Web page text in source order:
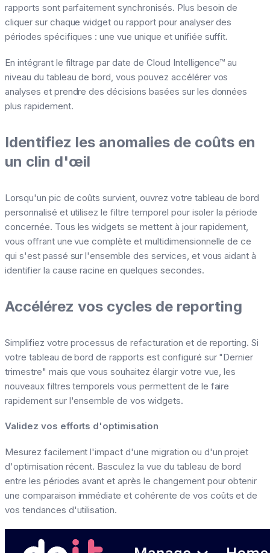
rapports sont parfaitement synchronisés. Plus besoin de
cliquer sur chaque widget ou rapport pour analyser des
périodes spécifiques : une vue unique et unifiée suffit.
En intégrant le filtrage par date de Cloud Intelligence™ au
niveau du tableau de bord, vous pouvez accélérer vos
analyses et prendre des décisions basées sur les données
plus rapidement.
Identifiez les anomalies de coûts en
un clin d'œil
Lorsqu'un pic de coûts survient, ouvrez votre tableau de bord
personnalisé et utilisez le filtre temporel pour isoler la période
concernée. Tous les widgets se mettent à jour rapidement,
vous offrant une vue complète et multidimensionnelle de ce
qui s'est passé sur l'ensemble des services, et vous aidant à
identifier la cause racine en quelques secondes.
Accélérez vos cycles de reporting
Simplifiez votre processus de refacturation et de reporting. Si
votre tableau de bord de rapports est configuré sur "Dernier
trimestre" mais que vous souhaitez élargir votre vue, les
nouveaux filtres temporels vous permettent de le faire
rapidement sur l'ensemble de vos widgets.
Validez vos efforts d'optimisation
Mesurez facilement l'impact d'une migration ou d'un projet
d'optimisation récent. Basculez la vue du tableau de bord
entre les périodes avant et après le changement pour obtenir
une comparaison immédiate et cohérente de vos coûts et de
vos tendances d'utilisation.